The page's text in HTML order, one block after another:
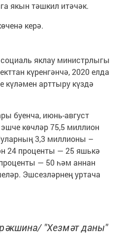
якын тәшкил итәчәк.
керә.
яклау министрлыгы
күренгәнчә, 2020 елда
күләмен арттыру күздә
буенча, июнь-август
көчләр 75,5 миллион
3,3 миллионы –
24 проценты — 25 яшькә
— 50 һәм аннан
Эшсезләрнең уртача
"Хезмәт даны"